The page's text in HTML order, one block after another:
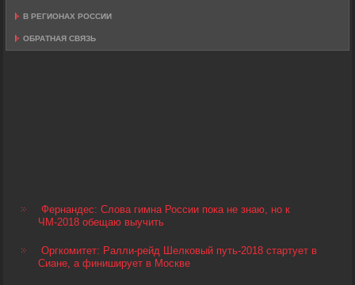
В РЕГИОНАХ РОССИИ
ОБРАТНАЯ СВЯЗЬ
Фернандес: Слова гимна России пока не знаю, но к
ЧМ-2018 обещаю выучить
Оргкомитет: Ралли-рейд Шелковый путь-2018 стартует в
Сиане, а финиширует в Москве